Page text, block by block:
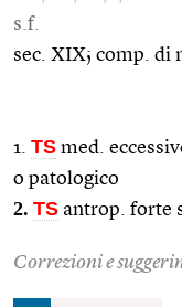
s.f.
sec. XIX; comp. di
1. TS med.
o patologico
2. TS antrop. forte
Correzioni e